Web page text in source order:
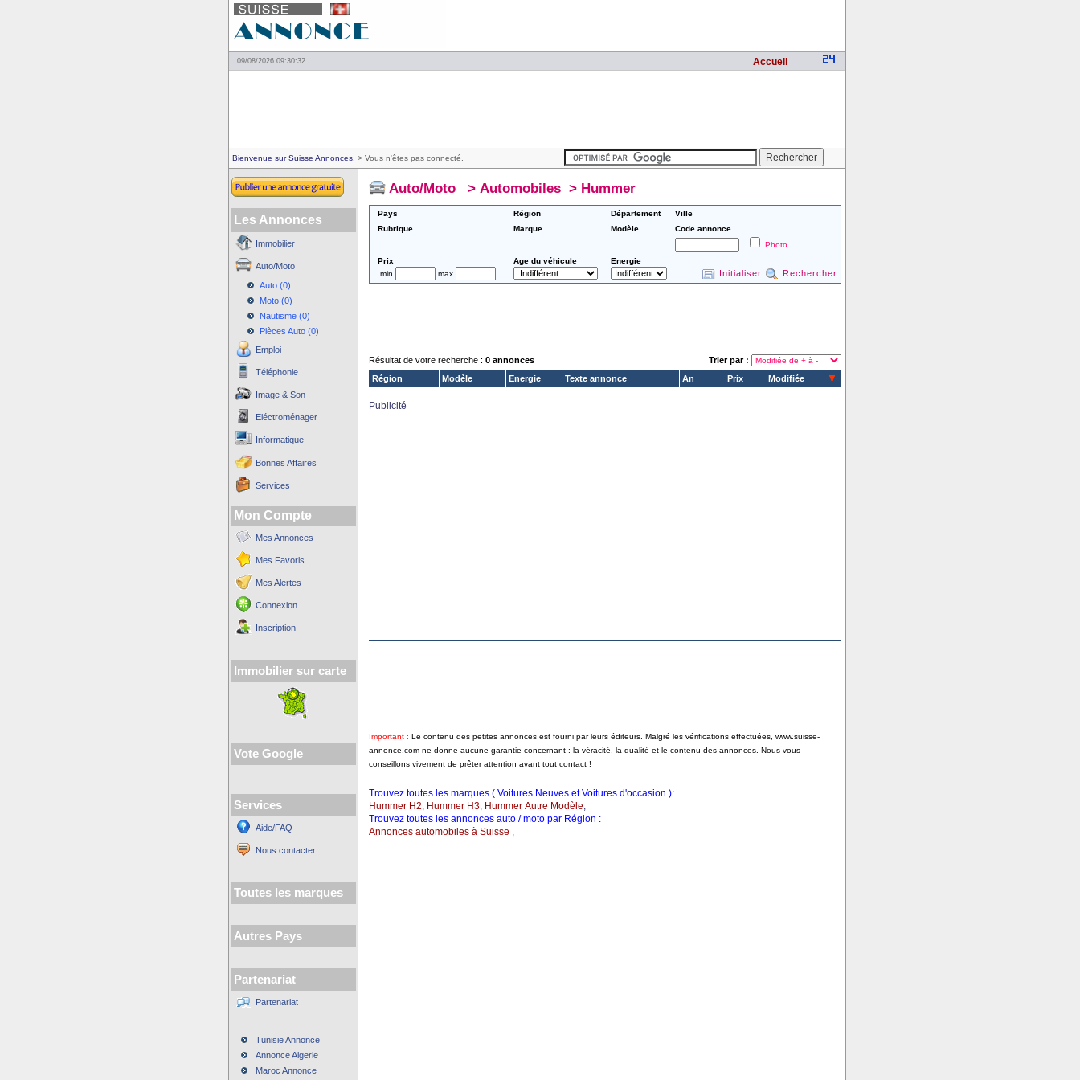
09/08/2026 09:30:32 Accueil
Bienvenue sur Suisse Annonces. > Vous n'êtes pas connecté.
Les Annonces
Immobilier
Auto/Moto
Auto (0)
Moto (0)
Nautisme (0)
Pièces Auto (0)
Emploi
Téléphonie
Image & Son
Eléctroménager
Informatique
Bonnes Affaires
Services
Mon Compte
Mes Annonces
Mes Favoris
Mes Alertes
Connexion
Inscription
Immobilier sur carte
Vote Google
Services
Aide/FAQ
Nous contacter
Toutes les marques
Autres Pays
Partenariat
Partenariat
Tunisie Annonce
Annonce Algerie
Maroc Annonce
Auto/Moto > Automobiles> Hummer
Pays Région Département
Ville
Rubrique
Marque Modèle
Code annonce
Photo
Prix
Age du véhicule
Energie
min
max Initialiser Rechercher
Résultat de votre recherche : 0 annonces
Trier par :
Région
Modèle Energie Texte annonce An Prix Modifiée
Publicité
Important : Le contenu des petites annonces est fourni par leurs éditeurs. Malgré les vérifications effectuées, www.suisse-
annonce.com ne donne aucune garantie concernant : la véracité, la qualité et le contenu des annonces. Nous vous
conseillons vivement de prêter attention avant tout contact !
Trouvez toutes les marques ( Voitures Neuves et Voitures d'occasion ):
Hummer H2, Hummer H3, Hummer Autre Modèle,
Trouvez toutes les annonces auto / moto par Région :
Annonces automobiles à Suisse ,